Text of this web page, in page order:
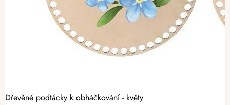
Dřevěné podtácky k obháčkování - květy